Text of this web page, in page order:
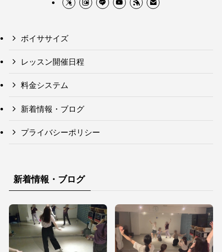
ボイササイズ
レッスン開催日程
料金システム
新着情報・ブログ
プライバシーポリシー
新着情報・ブログ